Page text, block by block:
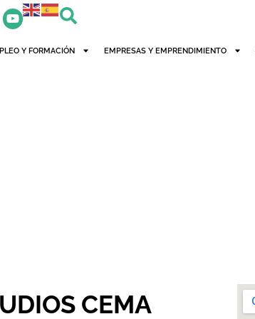
Y FORMACIÓN EMPRESAS Y EMPRENDIMIENTO
CEMA